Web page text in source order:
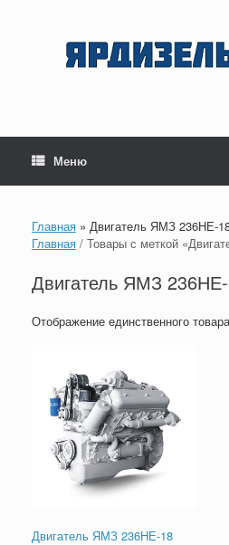
содержанию
Меню
Главная » Двигатель ЯМЗ 236НЕ-
Главная / Товары с меткой
Двигатель ЯМЗ
Отображение единственного товара
Двигатель ЯМЗ 236НЕ-18